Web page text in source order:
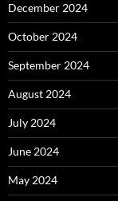
December 2024
October 2024
September 2024
August 2024
July 2024
June 2024
May 2024